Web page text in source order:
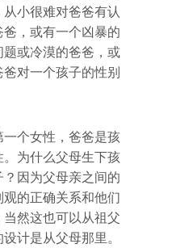
小很难对爸爸有认
，或有一个凶暴的
或冷漠的爸爸，或
对一个孩子的性别
个女性，爸爸是孩
为什么父母生下孩
因为父母亲之间的
的正确关系和他们
然这也可以从祖父
计是从父母那里。